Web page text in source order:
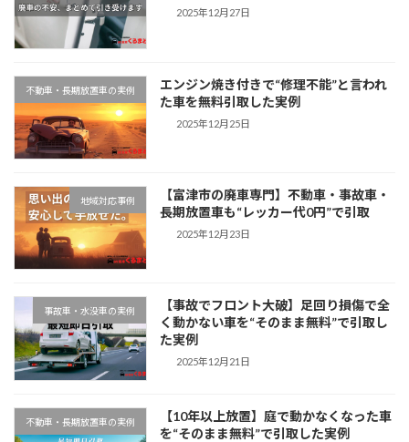
2025年12月27日
不動車・長期放置車の実例
エンジン焼き付きで“修理不能”と言われ
た車を無料引取した実例
2025年12月25日
地域対応事例
【富津市の廃車専門】不動車・事故車・
長期放置車も“レッカー代0円”で引取
2025年12月23日
事故車・水没車の実例
【事故でフロント大破】足回り損傷で全
く動かない車を“そのまま無料”で引取し
た実例
2025年12月21日
不動車・長期放置車の実例
【10年以上放置】庭で動かなくなった車
を“そのまま無料”で引取した実例